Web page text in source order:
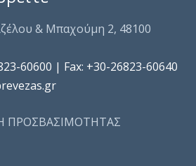
& Μπαχούμη 2, 48100
60600 | Fax: +30-26823-60640
ΠΡΟΣΒΑΣΙΜΟΤΗΤΑΣ